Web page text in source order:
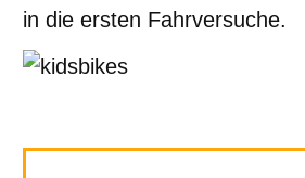
in die ersten Fahrversuche.